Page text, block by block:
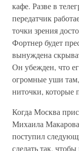
кафе. Разве в
передатчик
точки зрения
Фортнер будет
вынуждена
Он убежден, что
огромные уши там,
ниточки, которые
Когда Москва
Михаила
поступил
сделать так,